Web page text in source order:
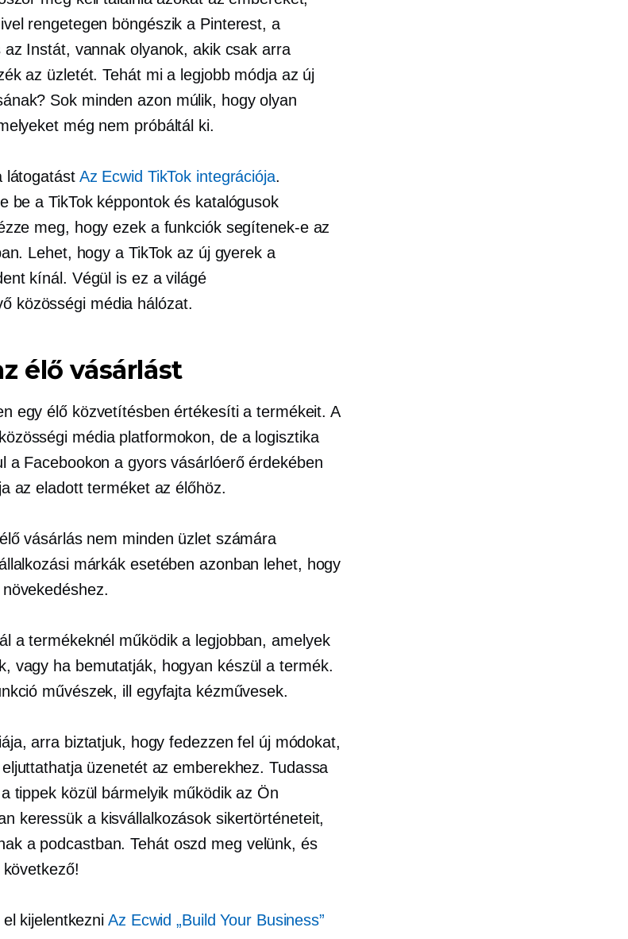
rengetegen böngészik a Pinterest, a
az Instát, vannak olyanok, akik csak arra
az üzletét. Tehát mi a legjobb módja az új
Sok minden azon múlik, hogy olyan
még nem próbáltál ki.
látogatást Az Ecwid TikTok integrációja.
be a TikTok képpontok és katalógusok
meg, hogy ezek a funkciók segítenek-e az
Lehet, hogy a TikTok az új gyerek a
kínál. Végül is ez a világé
közösségi média hálózat.
élő vásárlást
egy élő közvetítésben értékesíti a termékeit. A
média platformokon, de a logisztika
a Facebookon a gyors vásárlóerő érdekében
az eladott terméket az élőhöz.
vásárlás nem minden üzlet számára
márkák esetében azonban lehet, hogy
a termékeknél működik a legjobban, amelyek
vagy ha bemutatják, hogyan készül a termék.
művészek, ill egyfajta kézművesek.
arra biztatjuk, hogy fedezzen fel új módokat,
üzenetét az emberekhez. Tudassa
tippek közül bármelyik működik az Ön
keressük a kisvállalkozások sikertörténeteit,
a podcastban. Tehát oszd meg velünk, és
kijelentkezni Az Ecwid „Build Your Business”